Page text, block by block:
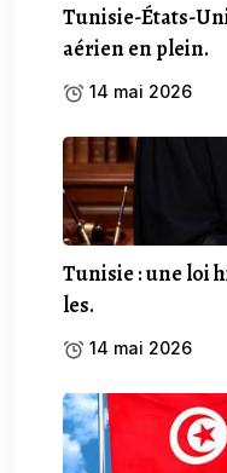
Tunisie-États-
aérien en plein.
14 mai 2026
Tunisie : une loi
les.
14 mai 2026